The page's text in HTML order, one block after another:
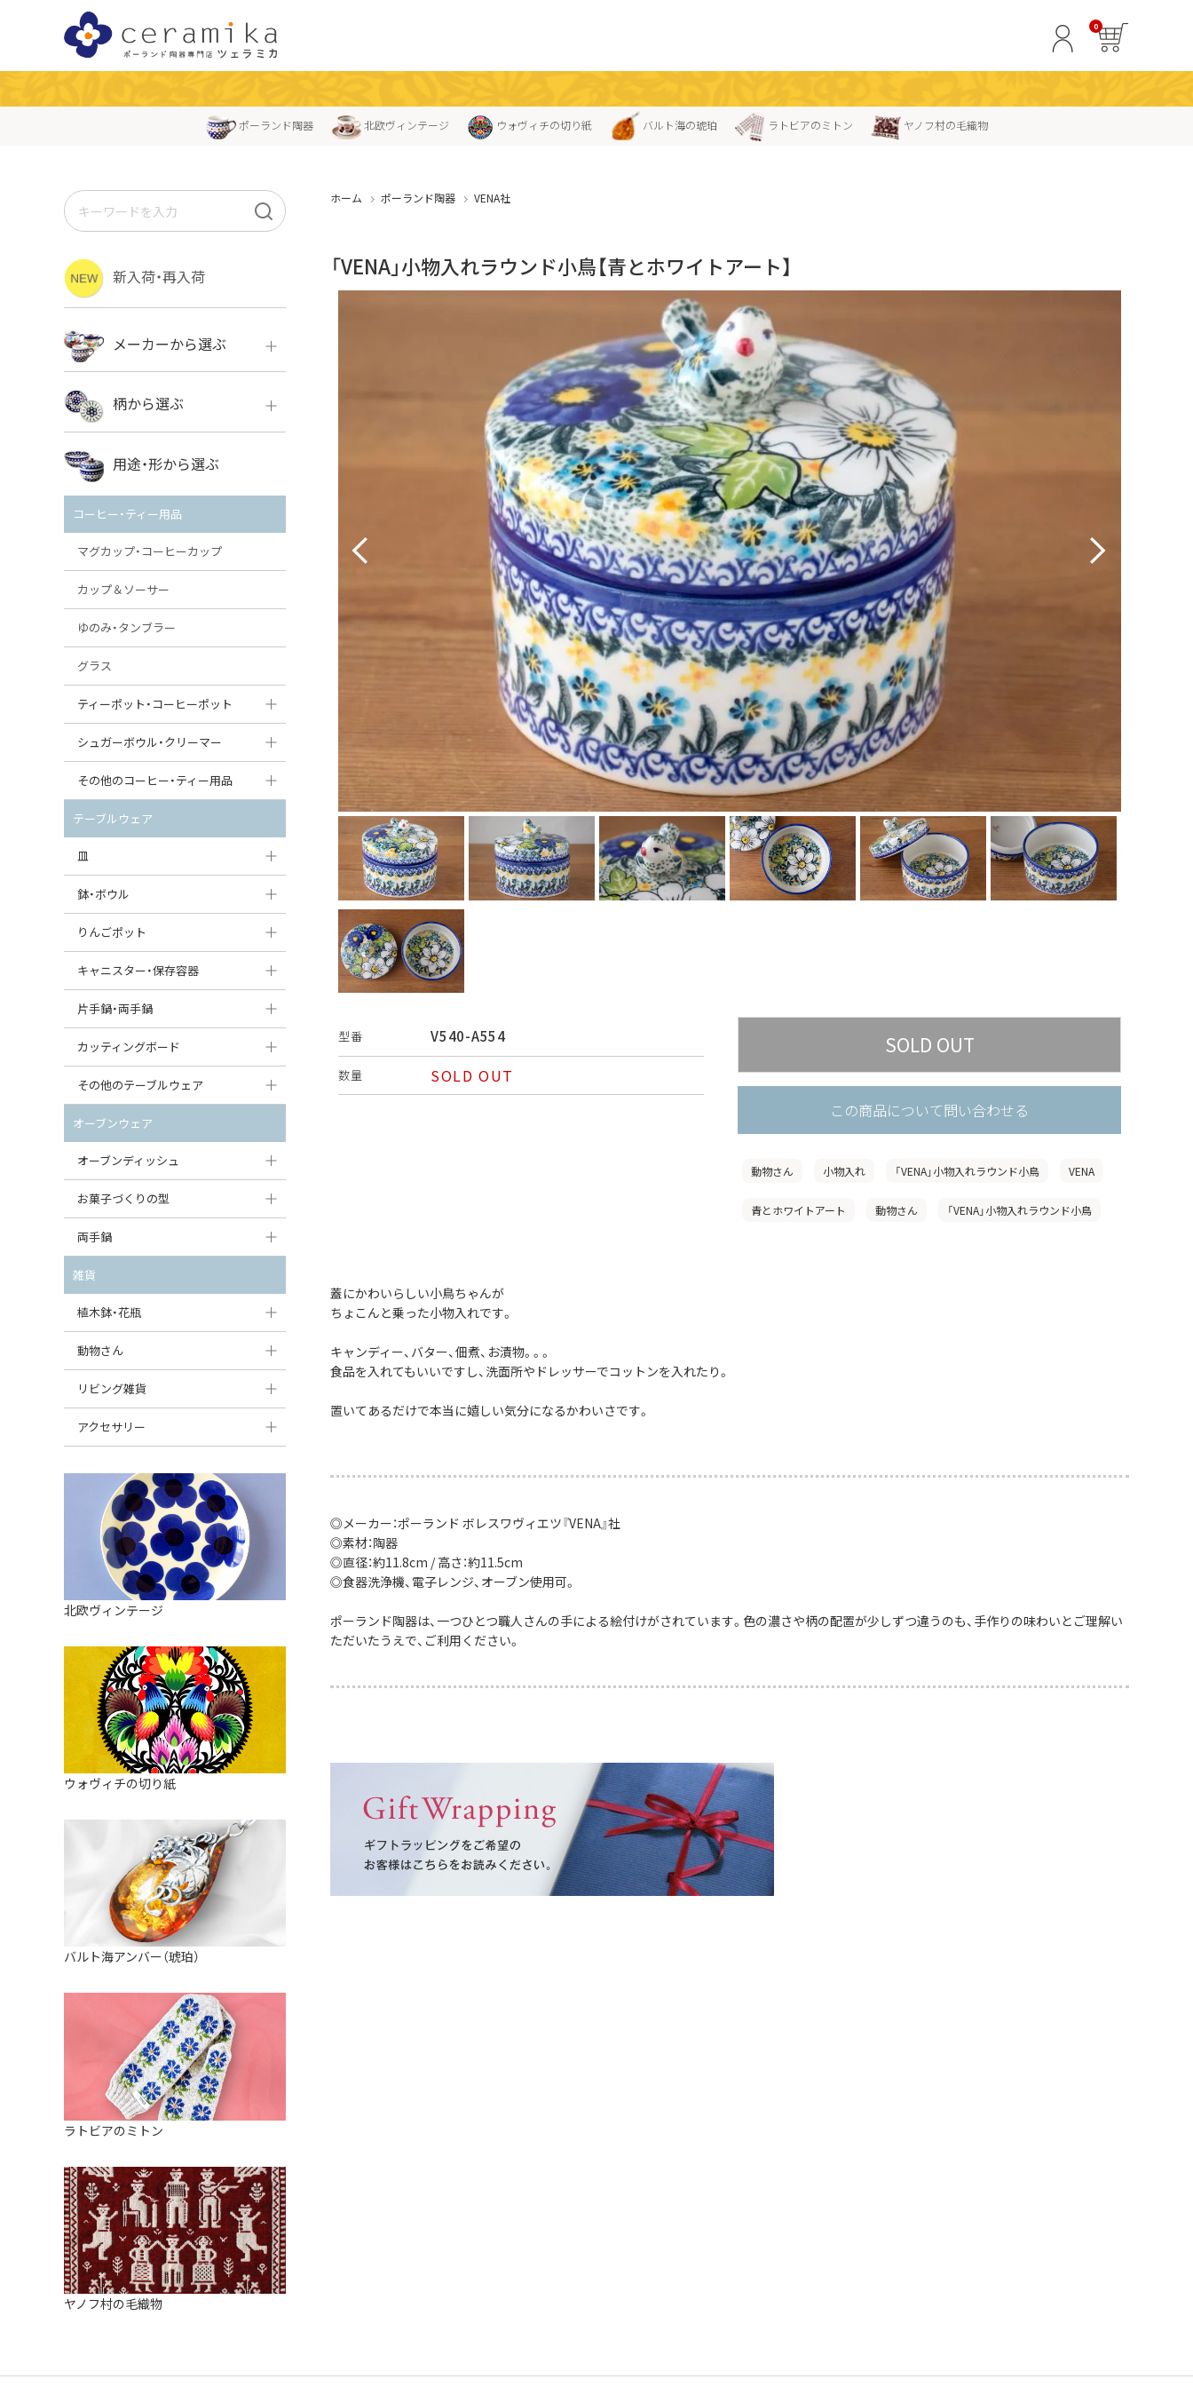
0
ポーランド陶器 北欧ヴィンテージ ウォヴィチの切り紙 バルト海の琥珀 ラトビアのミトン ヤノフ村の毛織物
ホーム ポーランド陶器 VENA社
「VENA」小物入れラウンド小鳥【青とホワイトアート】
型番 V540-A554
数量
SOLD OUT
この商品について問い合わせる
動物さん 小物入れ 「VENA」小物入れラウンド小鳥 VENA
青とホワイトアート 動物さん 「VENA」小物入れラウンド小鳥
蓋にかわいらしい小鳥ちゃんが
ちょこんと乗った小物入れです。
キャンディー、バター、佃煮、お漬物。。。
食品を入れてもいいですし、洗面所やドレッサーでコットンを入れたり。
置いてあるだけで本当に嬉しい気分になるかわいさです。
◎メーカー：ポーランド ボレスワヴィエツ『VENA』社
◎素材：陶器
◎直径：約11.8cm / 高さ：約11.5cm
◎食器洗浄機、電子レンジ、オーブン使用可。
ポーランド陶器は、一つひとつ職人さんの手による絵付けがされています。色の濃さや柄の配置が少しずつ違うのも、手作りの味わいとご理解い
ただいたうえで、ご利用ください。
新入荷・再入荷
メーカーから選ぶ
ボレス
VENA
ミレナ
柄から選ぶ
ボレス
用途・形から選ぶ
コーヒー・ティー用品
マグカップ・コーヒーカップ
カップ＆ソーサー
ゆのみ・タンブラー
グラス
ティーポット・コーヒーポット
ティーポット
コーヒーポット
シュガーボウル・クリーマー
シュガーボウル
クリーマー
その他のコーヒー・ティー用品
ポットウォーマー
ピッチャー
コーヒードリッパー
すべて見る
テーブルウェア
皿
大皿（24cm〜）
中皿（18〜24cm）
丸皿
スープ皿
ダルマプレート
たまご型プレート
ハート型プレート
変形プレート
分割ディッシュ
すべて見る
鉢・ボウル
大鉢（21cm〜）
中鉢（16〜21cm）
丸鉢・どんぶり・ボウル
茶碗
オーバルボウル
ハートボウル
葉っぱ型ボウル
りんご型ボウル
いちご型ボウル
星型ボウル
スープカップ
そば猪口・フリーカップ
ココット
薬味入れ
ミキシングボウル
すべて見る
りんごポット
りんごポット
りんごポット小
キャニスター・保存容器
キャニスター
つぼ
ガーリックポット
オニオンキャニスター
ガーリックキャニスター
チーズケース
バターディッシュ
六角形ポット
ボトル
すべて見る
片手鍋・両手鍋
ソースパン（片手鍋）
スープチュリーン
カッティングボード
角型カッティングボード
丸型カッティングボード
すべて見る
その他のテーブルウェア
調味料入れ
グレイヴィーボート
エッグカップ
ケーキスタンド
カトラリー
はしおき・カトラリーレスト
オーブンウェア
オーブンディッシュ
大型（24cm〜）
中型（18〜24cm）
スクエアオーブンディッシュ
オーバルオーブンディッシュ
すべて見る
お菓子づくりの型
パウンド型
マフィン型
すべて見る
両手鍋
チュリーン
キャセロール
すべて見る
雑貨
植木鉢・花瓶
植木鉢
花瓶
動物さん
フィギュア・置物
貯金箱
オーナメント
クリーマー
リビング雑貨
スツール
バス・洗面用品
家具小物
小物入れ
アロマポット
バスケット
装飾用タイル・プレート
ミニチュア
天使さま
カードスタンド
マグネット
すべて見る
アクセサリー
ペンダントトップ
すべて見る
北欧ヴィンテージ
ウォヴィチの切り紙
バルト海アンバー（琥珀）
ラトビアのミトン
ヤノフ村の毛織物